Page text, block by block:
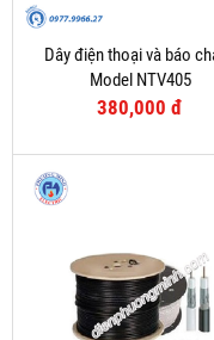
Dây điện thoại và báo
Model NTV405
380,000 đ